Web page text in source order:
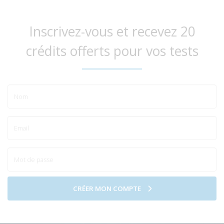
Inscrivez-vous et recevez 20
crédits offerts pour vos tests
CRÉER MON COMPTE